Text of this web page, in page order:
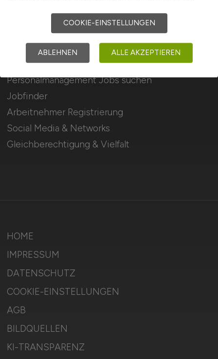
Für Arbeitnehmer
Personalmanagement Jobs suchen
Jobfinder
Arbeitnehmer Registrierung
Social Media & Networks
Gleichberechtigung & Vielfalt
HOME
IMPRESSUM
DATENSCHUTZ
COOKIE-EINSTELLUNGEN
AGB
BILDQUELLEN
KI-TRANSPARENZ
COOKIE-EINSTELLUNGEN
ABLEHNEN ALLE AKZEPTIEREN